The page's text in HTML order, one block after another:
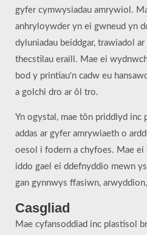
gyfer cymwysiadau amrywiol.
anhryloywder yn ei gwneud yn
dyluniadau beiddgar, trawiadol ar
thecstilau eraill. Mae ei
bod y printiau'n cadw eu
a golchi dro ar ôl tro.
Yn ogystal, mae tôn priddlyd
addas ar gyfer amrywiaeth o
oesol i fodern a chyfoes. Mae ei
iddo gael ei ddefnyddio mewn
gan gynnwys ffasiwn,
Casgliad
Mae cyfansoddiad inc plastisol